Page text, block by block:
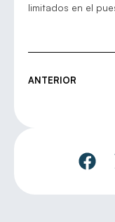
limitados en el
ANTERIOR